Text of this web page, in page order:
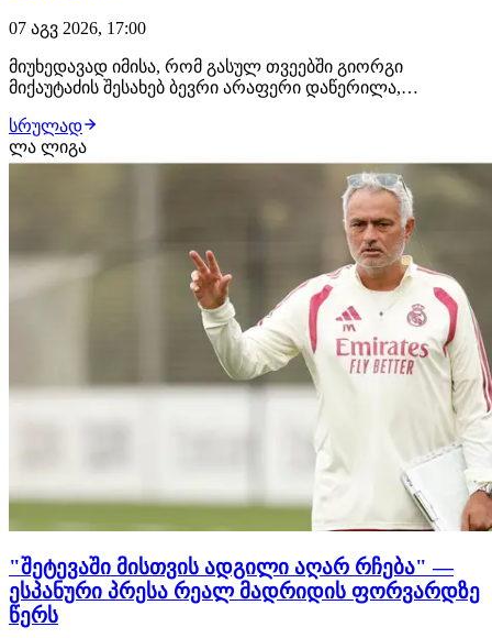
07 აგვ 2026, 17:00
მიუხედავად იმისა, რომ გასულ თვეებში გიორგი
მიქაუტაძის შესახებ ბევრი არაფერი დაწერილა,
ფანჯრის ერთ-ერთ მოთხოვნად ფეხბურთელად ამ
დრომდე რჩება. როგორც ჩვენთვის ხდება ცნობილი,
ქართველი თავდამსხმელით ტოტენჰემი ინტერესდება.
სრულად
ლა ლიგა
"შეტევაში მისთვის ადგილი აღარ რჩება" —
ესპანური პრესა რეალ მადრიდის ფორვარდზე
წერს